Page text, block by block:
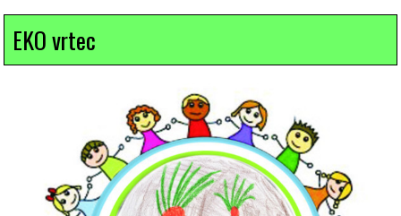
EKO vrtec